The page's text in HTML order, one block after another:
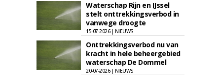
Waterschap Rijn en IJssel
stelt onttrekkingsverbod in
vanwege droogte
15-07-2026 | NIEUWS
Onttrekkingsverbod nu van
kracht in hele beheergebied
waterschap De Dommel
20-07-2026 | NIEUWS